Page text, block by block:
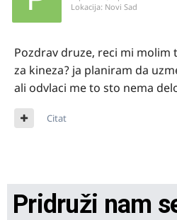
Lokacija: Novi Sad
Pozdrav druze, reci mi molim
za kineza? ja planiram da
ali odvlaci me to sto nema
Citat
Pridruži nam